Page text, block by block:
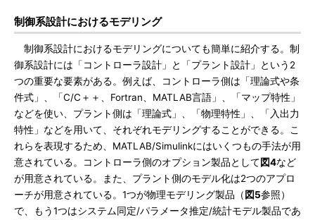
制御系設計におけるモデリング
制御系設計におけるモデリングについても簡単に紹介する。制
御系設計には「コントローラ設計」と「プラント設計」という2
つの重要な要素がある。例えば、コントローラ側は「理論式や条
件式」、「C/C＋＋、Fortran、MATLAB言語」、「マップ特性」
などを使い、プラント側は「理論式」、「物理特性」、「入出力
特性」などを用いて、それぞれモデリングすることができる。こ
れらを表現するため、MATLAB/Simulinkにはいくつもの手法が用
意されている。コントローラ側のオプション製品として図4など
が用意されている。また、プラント側のモデル化は2つのアプロ
ーチが用意されている。1つが物理モデリング製品（図5参照）
で、もう1つはシステム同定/パラメータ推定/統計モデル製品であ